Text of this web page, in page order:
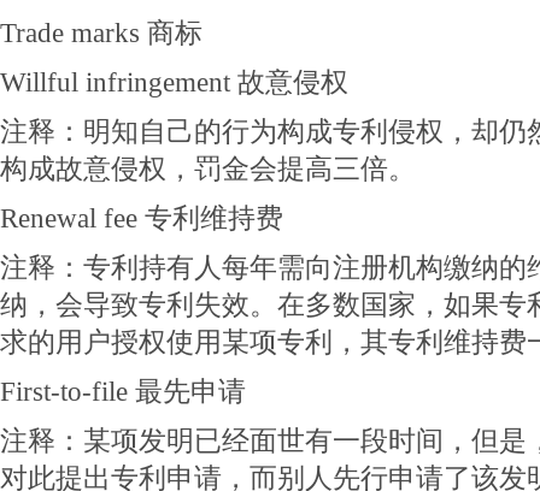
Trade marks 商标
Willful infringement 故意侵权
注释：明知自己的行为构成专利侵权，却仍
构成故意侵权，罚金会提高三倍。
Renewal fee 专利维持费
注释：专利持有人每年需向注册机构缴纳的
纳，会导致专利失效。在多数国家，如果专
求的用户授权使用某项专利，其专利维持费
First-to-file 最先申请
注释：某项发明已经面世有一段时间，但是
对此提出专利申请，而别人先行申请了该发